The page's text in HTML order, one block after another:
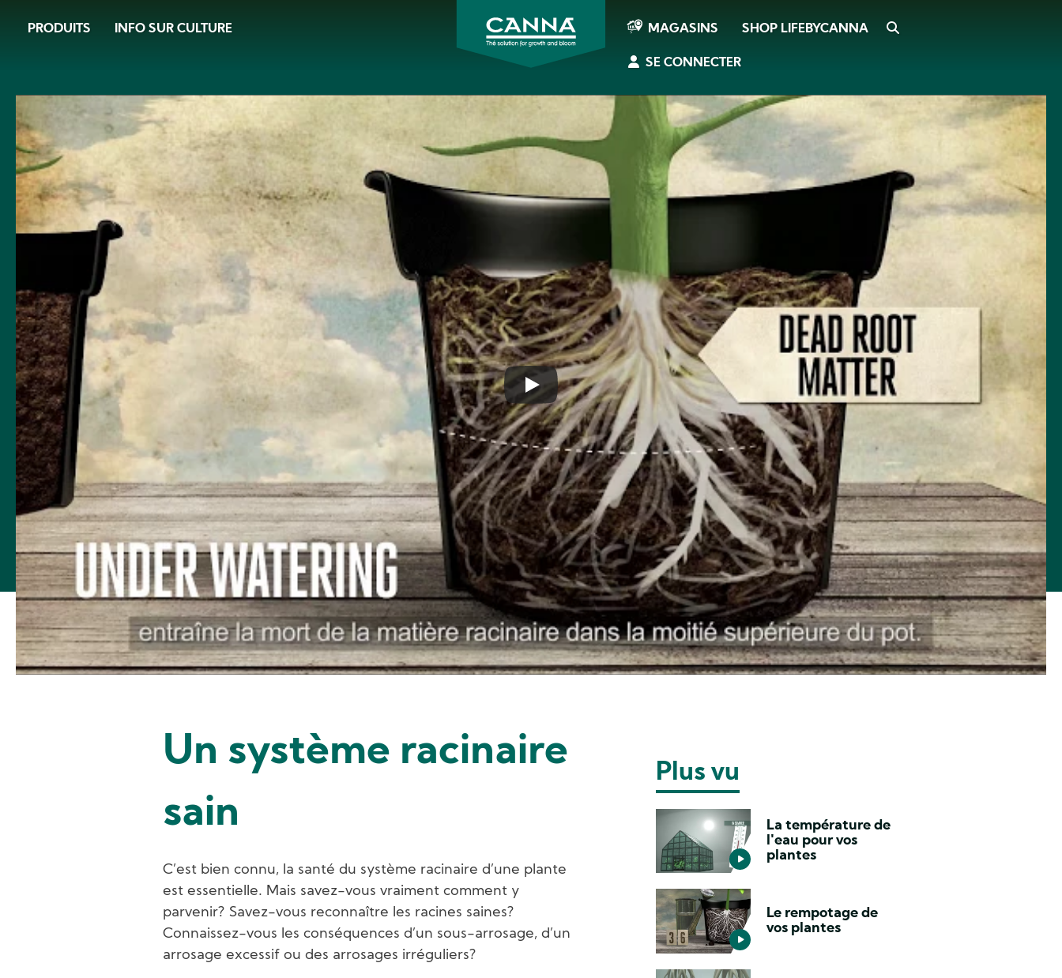
PRODUITS INFO SUR CULTURE MAGASINS SHOP LIFEBYCANNA
SE CONNECTER
Un système racinaire
sain
C’est bien connu, la santé du système racinaire d’une plante
est essentielle. Mais savez-vous vraiment comment y
parvenir? Savez-vous reconnaître les racines saines?
Connaissez-vous les conséquences d’un sous-arrosage, d’un
arrosage excessif ou des arrosages irréguliers?
Plus vu
La température de
l'eau pour vos
plantes
Le rempotage de
vos plantes